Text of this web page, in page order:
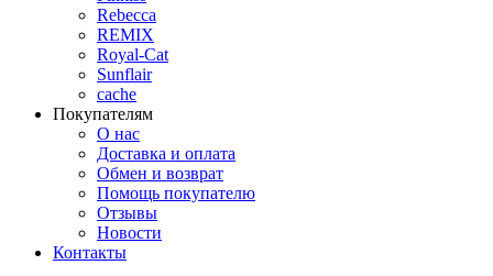
Rebecca
REMIX
Royal-Cat
Sunflair
cache
Покупателям
О нас
Доставка и оплата
Обмен и возврат
Помощь покупателю
Отзывы
Новости
Контакты